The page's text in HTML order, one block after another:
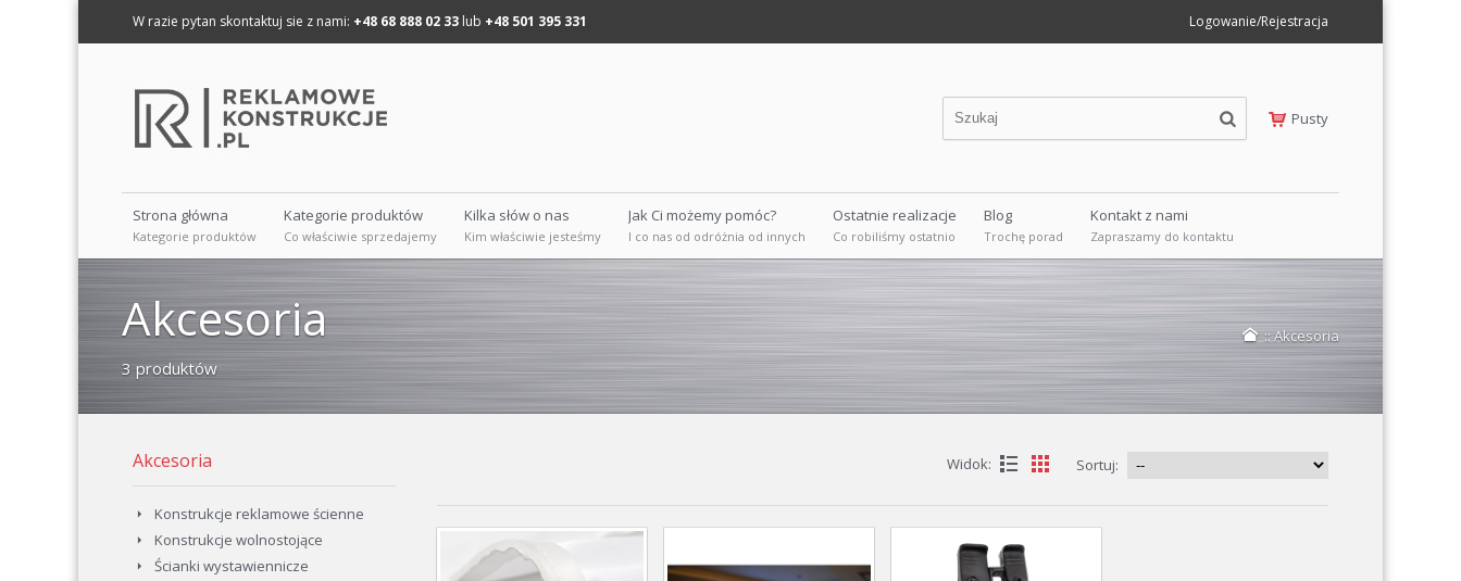
W razie pytan skontaktuj sie z nami: +48 68 888 02 33 lub +48 501 395 331 Logowanie/Rejestracja
Pusty
Strona główna
Kategorie produktów
Kategorie produktów
Co właściwie sprzedajemy
Kilka słów o nas
Kim właściwie jesteśmy
Jak Ci możemy pomóc?
I co nas od odróżnia od innych
Ostatnie realizacje
Co robiliśmy ostatnio
Blog
Trochę porad
Kontakt z nami
Zapraszamy do kontaktu
Akcesoria
3 produktów
::Akcesoria
Widok: Sortuj:
Akcesoria
Konstrukcje reklamowe ścienne
Konstrukcje wolnostojące
Ścianki wystawiennicze